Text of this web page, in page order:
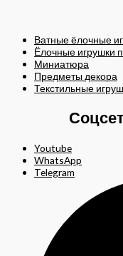
Ватные ёлочные
Ёлочные игрушки
Миниатюра
Предметы декора
Текстильные
Youtube
WhatsApp
Telegram